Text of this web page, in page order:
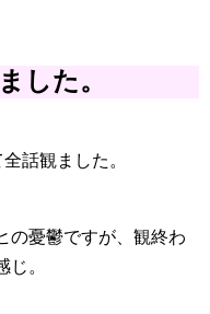
した。
話観ました。
の憂鬱ですが、観終わ
。